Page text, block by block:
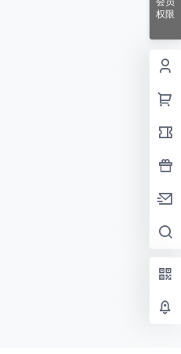
权限